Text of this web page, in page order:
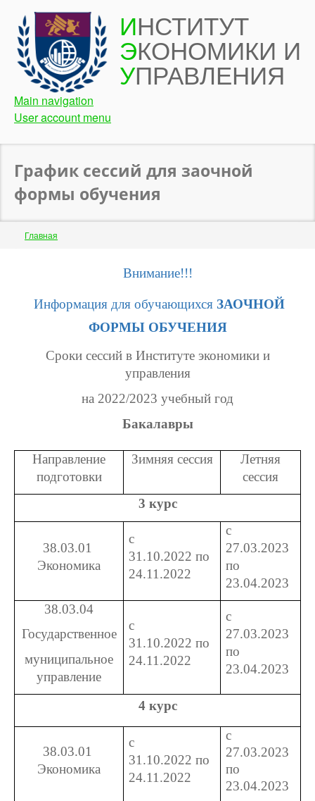
Перейти
основному
содержанию
ИНСТИТУТ
ЭКОНОМИКИ И
УПРАВЛЕНИЯ
Main navigation
User account menu
График сессий для заочной
формы обучения
Строка
навигации
Главная
Внимание!!!
Информация для обучающихся ЗАОЧНОЙ
ФОРМЫ ОБУЧЕНИЯ
Сроки сессий в Институте экономики и
управления
на 2022/2023 учебный год
Бакалавры
Направление
подготовки
Зимняя сессия
Летняя
сессия
3 курс
38.03.01
Экономика
с
31.10.2022 по
24.11.2022
с
27.03.2023
по
23.04.2023
38.03.04
Государственное
муниципальное
управление
с
31.10.2022 по
24.11.2022
с
27.03.2023
по
23.04.2023
4 курс
38.03.01
Экономика
с
31.10.2022 по
24.11.2022
с
27.03.2023
по
23.04.2023